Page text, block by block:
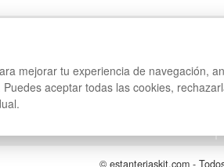
© estanteriaskit.com -
mejorar tu experiencia de navegación,
aceptar todas las cookies,